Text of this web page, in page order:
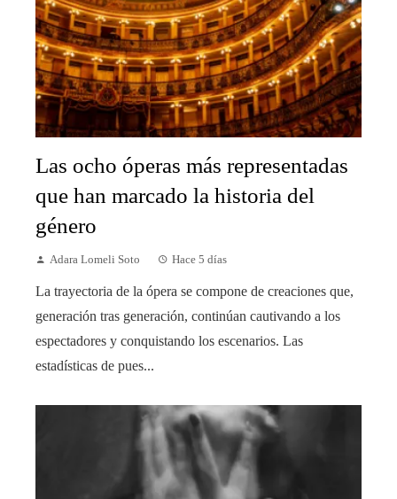
Las ocho óperas más representadas
que han marcado la historia del
género
Adara Lomeli Soto Hace 5 días
La trayectoria de la ópera se compone de creaciones que,
generación tras generación, continúan cautivando a los
espectadores y conquistando los escenarios. Las
estadísticas de pues...